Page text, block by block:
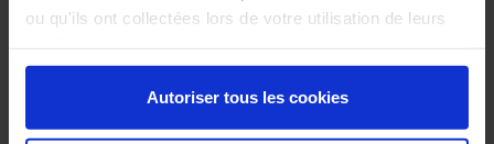
ou qu'ils ont collectées lors de votre utilisation de leurs
Autoriser tous les cookies